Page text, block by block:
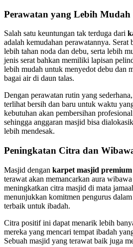
Perawatan yang Lebih Mudah
Salah satu keuntungan tak terduga dari
adalah kemudahan perawatannya.
lebih tahan noda dan debu, serta lebih
jenis serat bahkan memiliki lapisan
lebih mudah untuk menyedot debu dan
bagai air di daun talas.
Dengan perawatan rutin yang
terlihat bersih dan baru untuk waktu
kebutuhan akan pembersihan
sehingga anggaran masjid bisa
lebih mendesak.
Peningkatan Citra dan
Masjid dengan karpet masjid premium
terawat akan memancarkan aura
meningkatkan citra masjid di mata
menunjukkan komitmen pengurus
terbaik untuk ibadah.
Citra positif ini dapat menarik lebih
mereka yang mencari tempat ibadah
Sebuah masjid yang terawat baik juga